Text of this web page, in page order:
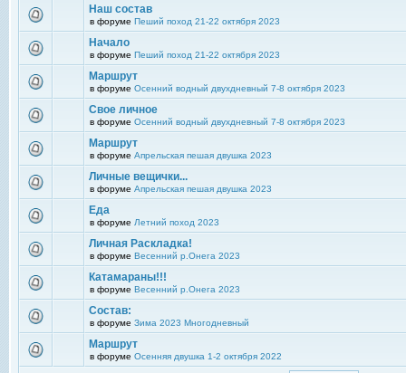
Наш состав
в форуме Пеший поход 21-22 октября 2023
Начало
в форуме Пеший поход 21-22 октября 2023
Маршрут
в форуме Осенний водный двухдневный 7-8 октября 2023
Свое личное
в форуме Осенний водный двухдневный 7-8 октября 2023
Маршрут
в форуме Апрельская пешая двушка 2023
Личные вещички...
в форуме Апрельская пешая двушка 2023
Еда
в форуме Летний поход 2023
Личная Раскладка!
в форуме Весенний р.Онега 2023
Катамараны!!!
в форуме Весенний р.Онега 2023
Состав:
в форуме Зима 2023 Многодневный
Маршрут
в форуме Осенняя двушка 1-2 октября 2022